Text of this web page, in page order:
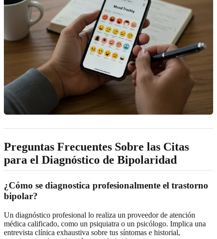
Preguntas Frecuentes Sobre las Citas
para el Diagnóstico de Bipolaridad
¿Cómo se diagnostica profesionalmente el trastorno
bipolar?
Un diagnóstico profesional lo realiza un proveedor de atención
médica calificado, como un psiquiatra o un psicólogo. Implica una
entrevista clínica exhaustiva sobre tus síntomas e historial,